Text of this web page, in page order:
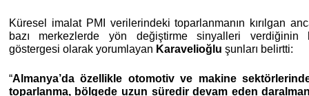
Küresel imalat PMI verilerindeki toparlanmanın kırılgan
bazı merkezlerde yön değiştirme sinyalleri verdiğinin
göstergesi olarak yorumlayan Karavelioğlu şunları belirtti:
“Almanya’da özellikle otomotiv ve makine
toparlanma, bölgede uzun süredir devam eden